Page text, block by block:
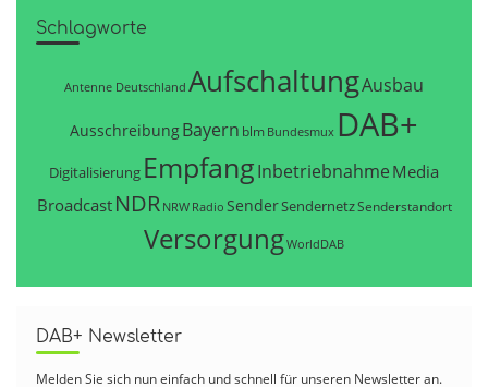
Schlagworte
Antenne Deutschland AufschaltungAusbau
AusschreibungBayern blm Bundesmux DAB+
Digitalisierung EmpfangInbetriebnahme Media
Broadcast NDR NRW Radio SenderSendernetzSenderstandort
VersorgungWorldDAB
DAB+ Newsletter
Melden Sie sich nun einfach und schnell für unseren Newsletter an.